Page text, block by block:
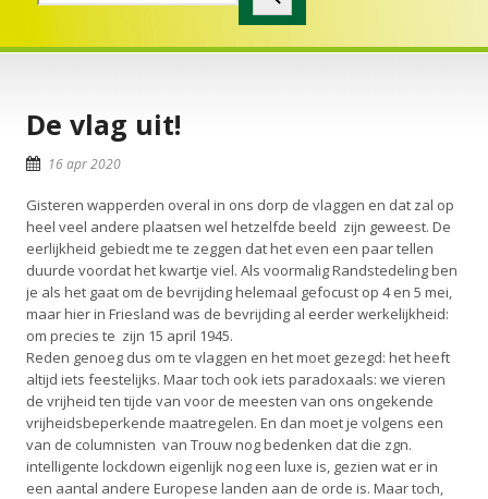
De vlag uit!
16 apr 2020
Gisteren wapperden overal in ons dorp de vlaggen en dat zal op
heel veel andere plaatsen wel hetzelfde beeld zijn geweest. De
eerlijkheid gebiedt me te zeggen dat het even een paar tellen
duurde voordat het kwartje viel. Als voormalig Randstedeling ben
je als het gaat om de bevrijding helemaal gefocust op 4 en 5 mei,
maar hier in Friesland was de bevrijding al eerder werkelijkheid:
om precies te zijn 15 april 1945.
Reden genoeg dus om te vlaggen en het moet gezegd: het heeft
altijd iets feestelijks. Maar toch ook iets paradoxaals: we vieren
de vrijheid ten tijde van voor de meesten van ons ongekende
vrijheidsbeperkende maatregelen. En dan moet je volgens een
van de columnisten van Trouw nog bedenken dat die zgn.
intelligente lockdown eigenlijk nog een luxe is, gezien wat er in
een aantal andere Europese landen aan de orde is. Maar toch,